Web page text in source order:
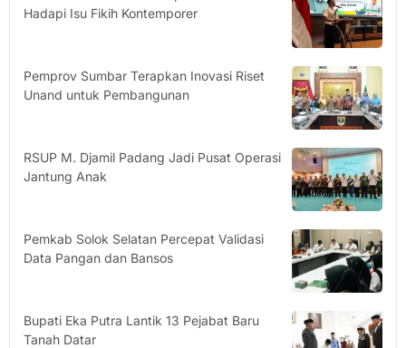
Hadapi Isu Fikih Kontemporer
Pemprov Sumbar Terapkan Inovasi Riset
Unand untuk Pembangunan
RSUP M. Djamil Padang Jadi Pusat Operasi
Jantung Anak
Pemkab Solok Selatan Percepat Validasi
Data Pangan dan Bansos
Bupati Eka Putra Lantik 13 Pejabat Baru
Tanah Datar